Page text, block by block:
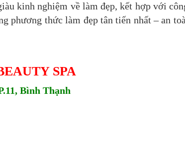
kinh nghiệm về làm đẹp, kết hợp với
phương thức làm đẹp tân tiến nhất – an
SPA
Bình Thạnh